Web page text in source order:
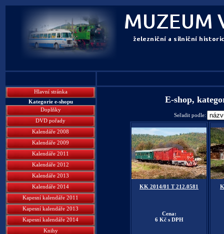
Hlavní stránka
Kategorie e-shopu
Doplňky
DVD pořady
Kalendáře 2008
Kalendáře 2009
Kalendáře 2011
Kalendáře 2012
Kalendáře 2013
Kalendáře 2014
Kapesní kalendáře 2011
Kapesní kalendáře 2013
Kapesní kalendáře 2014
Knihy
E-shop,
Seřadit podle:
KK 2014/01 T 212.0581
Cena:
6 Kč s DPH